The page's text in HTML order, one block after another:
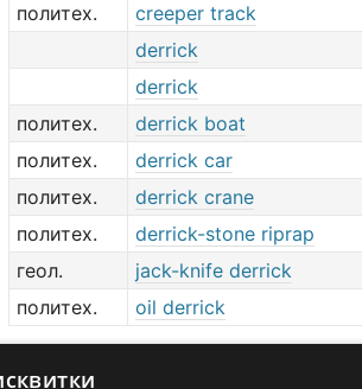
политех.
creeper track
derrick
derrick
политех.
derrick boat
политех.
derrick car
политех.
derrick crane
политех.
derrick-stone riprap
геол.
jack-knife derrick
политех.
oil derrick